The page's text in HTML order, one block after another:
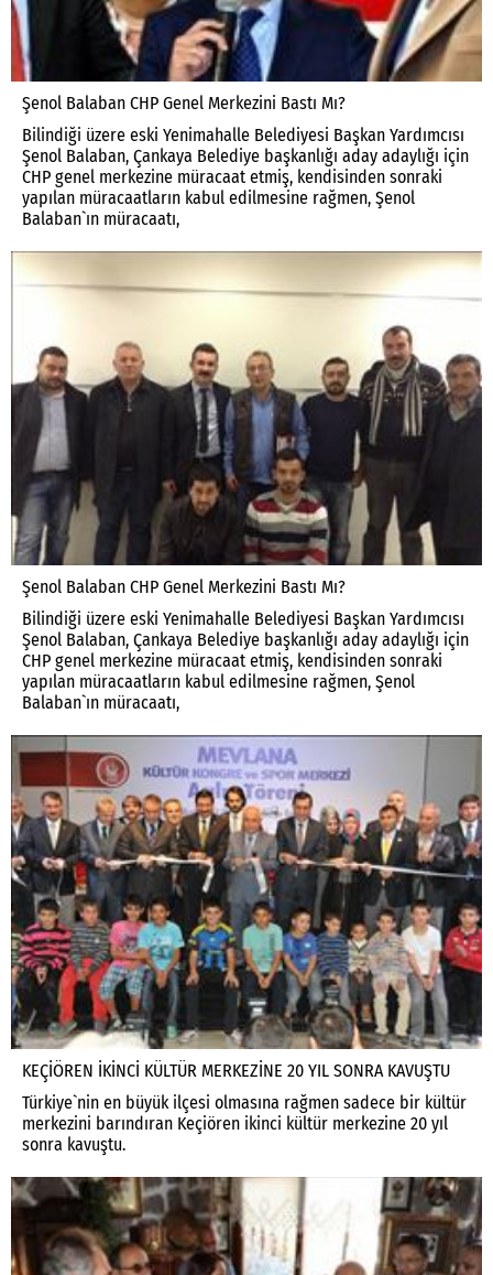
Şenol Balaban CHP Genel Merkezini Bastı Mı?
Bilindiği üzere eski Yenimahalle Belediyesi Başkan Yardımcısı
Şenol Balaban, Çankaya Belediye başkanlığı aday adaylığı için
CHP genel merkezine müracaat etmiş, kendisinden sonraki
yapılan müracaatların kabul edilmesine rağmen, Şenol
Balaban`ın müracaatı,
Şenol Balaban CHP Genel Merkezini Bastı Mı?
Bilindiği üzere eski Yenimahalle Belediyesi Başkan Yardımcısı
Şenol Balaban, Çankaya Belediye başkanlığı aday adaylığı için
CHP genel merkezine müracaat etmiş, kendisinden sonraki
yapılan müracaatların kabul edilmesine rağmen, Şenol
Balaban`ın müracaatı,
KEÇİÖREN İKİNCİ KÜLTÜR MERKEZİNE 20 YIL SONRA KAVUŞTU
Türkiye`nin en büyük ilçesi olmasına rağmen sadece bir kültür
merkezini barındıran Keçiören ikinci kültür merkezine 20 yıl
sonra kavuştu.